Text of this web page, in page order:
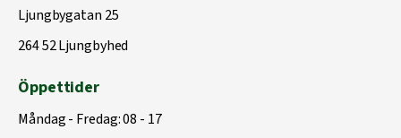
Ljungbygatan 25
264 52 Ljungbyhed
Öppettider
Måndag - Fredag: 08 - 17